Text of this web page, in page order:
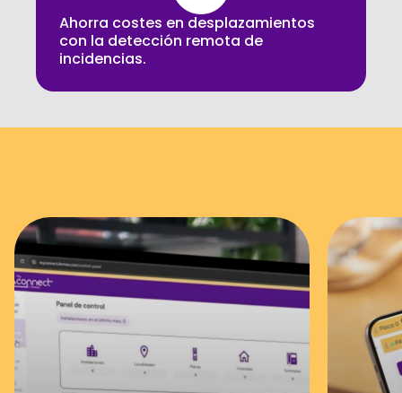
Ahorra costes en desplazamientos
con la detección remota de
incidencias.